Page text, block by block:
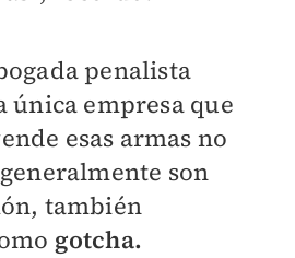
penalista
única empresa que
esas armas no
son
también
gotcha.